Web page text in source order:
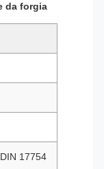
da forgia
17754